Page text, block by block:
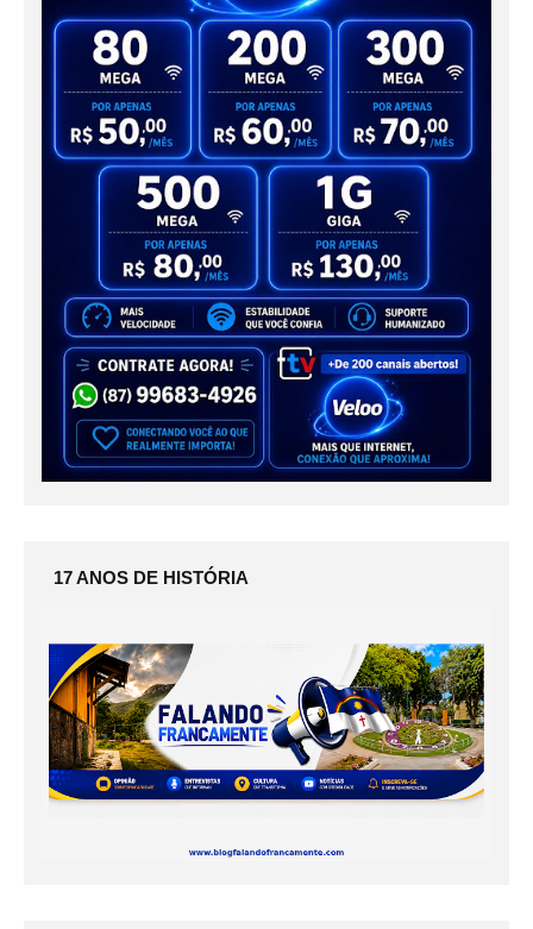
17 ANOS DE HISTÓRIA